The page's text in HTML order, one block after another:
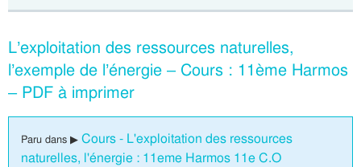
L’exploitation des ressources naturelles,
l’exemple de l’énergie – Cours : 11ème Harmos
– PDF à imprimer
Paru dans ▶ Cours - L'exploitation des ressources
naturelles, l'énergie : 11eme Harmos 11e C.O